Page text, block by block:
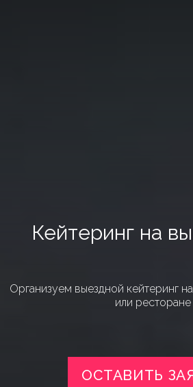
Кейтеринг на
Организуем выездной кейтеринг
или ресторане